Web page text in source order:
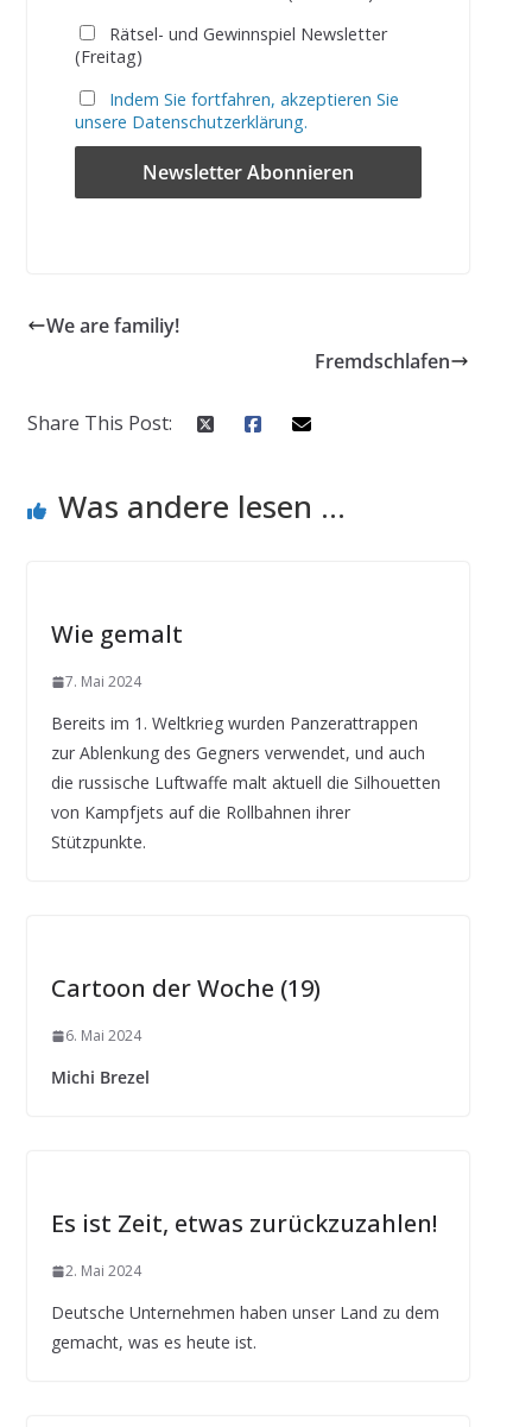
Rätsel- und Gewinnspiel Newsletter
(Freitag)
Indem Sie fortfahren, akzeptieren Sie
unsere Datenschutzerklärung.
We are familiy!
Fremdschlafen
Share This Post:
Was andere lesen ...
Wie gemalt
7. Mai 2024
Bereits im 1. Weltkrieg wurden Panzerattrappen
zur Ablenkung des Gegners verwendet, und auch
die russische Luftwaffe malt aktuell die Silhouetten
von Kampfjets auf die Rollbahnen ihrer
Stützpunkte.
Cartoon der Woche (19)
6. Mai 2024
Michi Brezel
Es ist Zeit, etwas zurückzuzahlen!
2. Mai 2024
Deutsche Unternehmen haben unser Land zu dem
gemacht, was es heute ist.